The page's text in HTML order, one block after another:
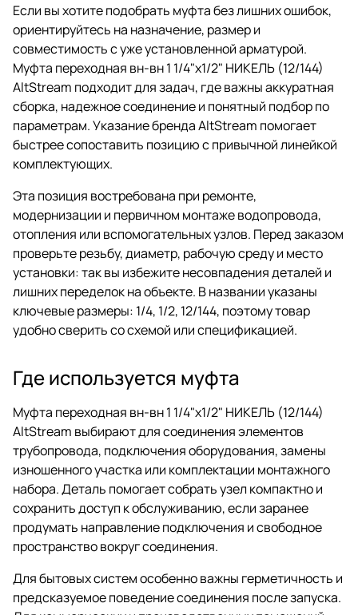
Если вы хотите подобрать муфта без лишних ошибок,
ориентируйтесь на назначение, размер и
совместимость с уже установленной арматурой.
Муфта переходная вн-вн 1 1/4"x1/2" НИКЕЛЬ (12/144)
AltStream подходит для задач, где важны аккуратная
сборка, надежное соединение и понятный подбор по
параметрам. Указание бренда AltStream помогает
быстрее сопоставить позицию с привычной линейкой
комплектующих.
Эта позиция востребована при ремонте,
модернизации и первичном монтаже водопровода,
отопления или вспомогательных узлов. Перед заказом
проверьте резьбу, диаметр, рабочую среду и место
установки: так вы избежите несовпадения деталей и
лишних переделок на объекте. В названии указаны
ключевые размеры: 1/4, 1/2, 12/144, поэтому товар
удобно сверить со схемой или спецификацией.
Где используется муфта
Муфта переходная вн-вн 1 1/4"x1/2" НИКЕЛЬ (12/144)
AltStream выбирают для соединения элементов
трубопровода, подключения оборудования, замены
изношенного участка или комплектации монтажного
набора. Деталь помогает собрать узел компактно и
сохранить доступ к обслуживанию, если заранее
продумать направление подключения и свободное
пространство вокруг соединения.
Для бытовых систем особенно важны герметичность и
предсказуемое поведение соединения после запуска.